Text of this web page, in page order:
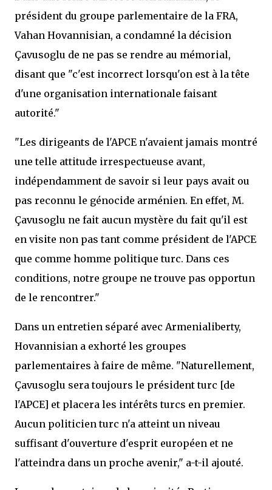
président du groupe parlementaire de la FRA,
Vahan Hovannisian, a condamné la décision
Çavusoglu de ne pas se rendre au mémorial,
disant que "c'est incorrect lorsqu'on est à la tête
d'une organisation internationale faisant
autorité."
"Les dirigeants de l'APCE n'avaient jamais montré
une telle attitude irrespectueuse avant,
indépendamment de savoir si leur pays avait ou
pas reconnu le génocide arménien. En effet, M.
Çavusoglu ne fait aucun mystère du fait qu'il est
en visite non pas tant comme président de l'APCE
que comme homme politique turc. Dans ces
conditions, notre groupe ne trouve pas opportun
de le rencontrer."
Dans un entretien séparé avec Armenialiberty,
Hovannisian a exhorté les groupes
parlementaires à faire de même. "Naturellement,
Çavusoglu sera toujours le président turc [de
l'APCE] et placera les intérêts turcs en premier.
Aucun politicien turc n'a atteint un niveau
suffisant d'ouverture d'esprit européen et ne
l'atteindra dans un proche avenir," a-t-il ajouté.